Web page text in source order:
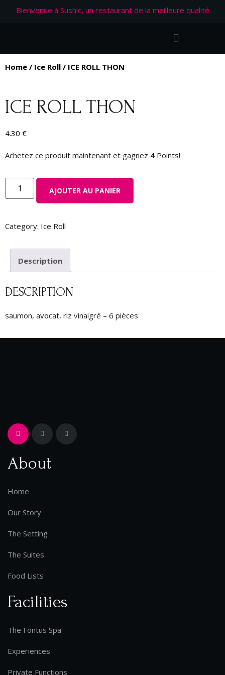
Bienvenue à Sushic, un restaurant de la meilleure qualité
Home / Ice Roll / ICE ROLL THON
ICE ROLL THON
4.30 €
Achetez ce produit maintenant et gagnez 4 Points!
AJOUTER AU PANIER
Category: Ice Roll
Description
DESCRIPTION
saumon, avocat, riz vinaigré – 6 pièces
About
Home
Our Story
The Setting
The Suites
Food Lists
Facilities
The Fontus Spa
Experiences
Private Functions